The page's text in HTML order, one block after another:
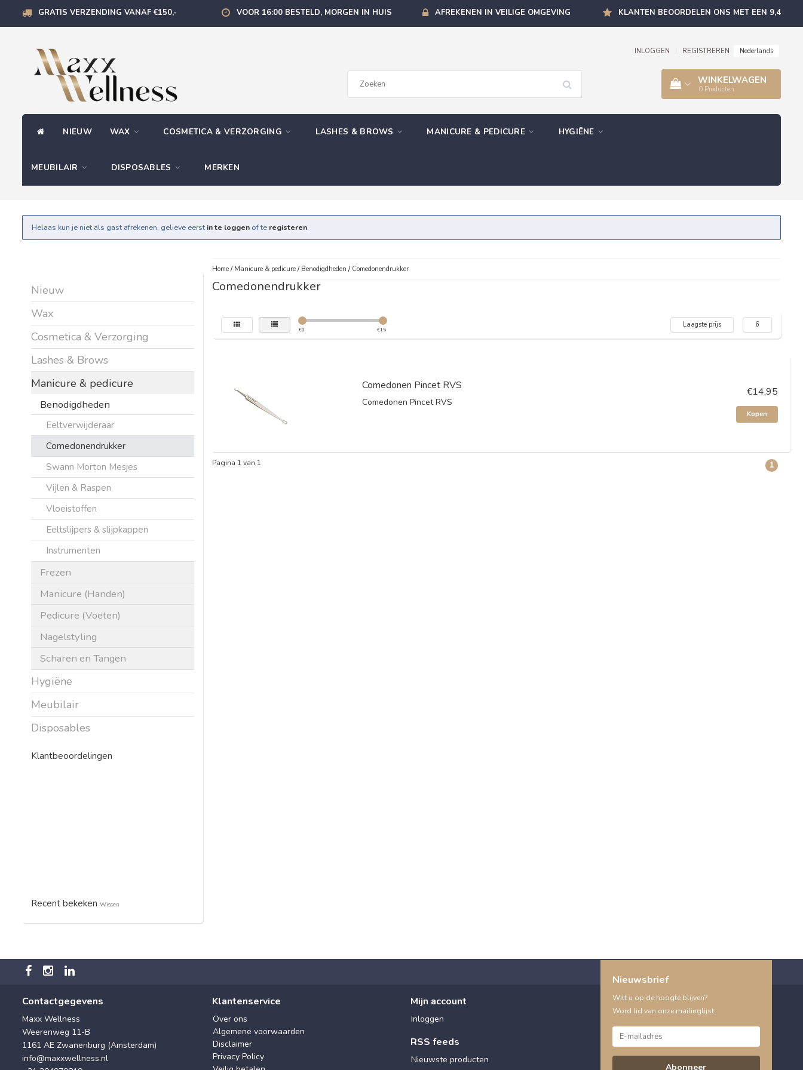
GRATIS VERZENDING VANAF €150,- VOOR 16:00 BESTELD, MORGEN IN HUIS AFREKENEN IN VEILIGE OMGEVING KLANTEN BEOORDELEN ONS MET EEN 9,4
INLOGGEN REGISTREREN Nederlands
WINKELWAGEN
0 Producten
NIEUW WAX COSMETICA & VERZORGING LASHES & BROWS MANICURE & PEDICURE HYGIËNE
MEUBILAIR DISPOSABLES MERKEN
Helaas kun je niet als gast afrekenen, gelieve eerst in te loggen of te registeren.
Nieuw
Wax
Cosmetica & Verzorging
Lashes & Brows
Manicure & pedicure
Benodigdheden
Eeltverwijderaar
Comedonendrukker
Swann Morton Mesjes
Vijlen & Raspen
Vloeistoffen
Eeltslijpers & slijpkappen
Instrumenten
Frezen
Manicure (Handen)
Pedicure (Voeten)
Nagelstyling
Scharen en Tangen
Hygiëne
Meubilair
Disposables
Klantbeoordelingen
Recent bekeken Wissen
Home/ Manicure & pedicure/ Benodigdheden / Comedonendrukker
Comedonendrukker
€0 €15
Laagste prijs 6
Comedonen Pincet RVS
Comedonen Pincet RVS
€14,95
Kopen
Pagina 1 van 1 1
Contactgegevens
Maxx Wellness
Weerenweg 11-B
1161 AE Zwanenburg (Amsterdam)
info@maxxwellness.nl
Klantenservice
Over ons
Algemene voorwaarden
Disclaimer
Privacy Policy
Mijn account
Inloggen
RSS feeds
Nieuwste producten
Nieuwsbrief
Wilt u op de hoogte blijven?
Word lid van onze mailinglijst:
Abonneer